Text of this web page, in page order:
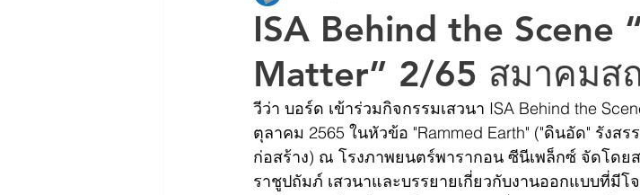
ISA Behind the Scene
Matter” 2/65 สมาคมส
วีว่า บอร์ด เข้าร่วมกิจกรรมเสวนา ISA Behind the
ตุลาคม 2565 ในหัวข้อ "Rammed Earth" ("ดินอัด" รัง
ก่อสร้าง) ณ โรงภาพยนตร์พารากอน ซีนีเพล็กซ์ จัดโด
ราชูปถัมภ์ เสวนาและบรรยายเกี่ยวกับงานออกแบบที่มี